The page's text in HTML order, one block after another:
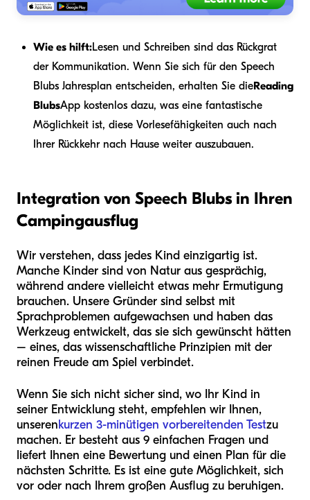
Wie es hilft:Lesen und Schreiben sind das Rückgrat
der Kommunikation. Wenn Sie sich für den Speech
Blubs Jahresplan entscheiden, erhalten Sie dieReading
BlubsApp kostenlos dazu, was eine fantastische
Möglichkeit ist, diese Vorlesefähigkeiten auch nach
Ihrer Rückkehr nach Hause weiter auszubauen.
Integration von Speech Blubs in Ihren
Campingausflug
Wir verstehen, dass jedes Kind einzigartig ist.
Manche Kinder sind von Natur aus gesprächig,
während andere vielleicht etwas mehr Ermutigung
brauchen. Unsere Gründer sind selbst mit
Sprachproblemen aufgewachsen und haben das
Werkzeug entwickelt, das sie sich gewünscht hätten
– eines, das wissenschaftliche Prinzipien mit der
reinen Freude am Spiel verbindet.
Wenn Sie sich nicht sicher sind, wo Ihr Kind in
seiner Entwicklung steht, empfehlen wir Ihnen,
unserenkurzen 3-minütigen vorbereitenden Testzu
machen. Er besteht aus 9 einfachen Fragen und
liefert Ihnen eine Bewertung und einen Plan für die
nächsten Schritte. Es ist eine gute Möglichkeit, sich
vor oder nach Ihrem großen Ausflug zu beruhigen.